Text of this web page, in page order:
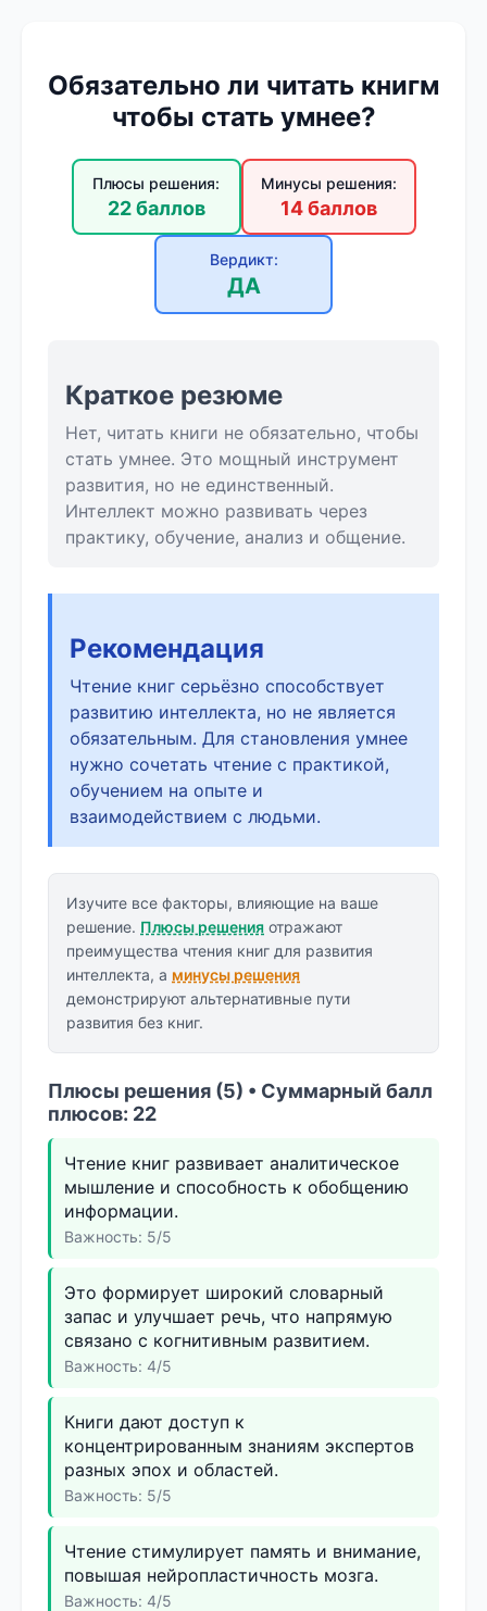
Обязательно ли читать книгм
чтобы стать умнее?
Плюсы решения:
22 баллов
Минусы решения:
14 баллов
Вердикт:
ДА
Краткое резюме
Нет, читать книги не обязательно, чтобы
стать умнее. Это мощный инструмент
развития, но не единственный.
Интеллект можно развивать через
практику, обучение, анализ и общение.
Рекомендация
Чтение книг серьёзно способствует
развитию интеллекта, но не является
обязательным. Для становления умнее
нужно сочетать чтение с практикой,
обучением на опыте и
взаимодействием с людьми.
Изучите все факторы, влияющие на ваше
решение. Плюсы решения отражают
преимущества чтения книг для развития
интеллекта, а минусы решения
демонстрируют альтернативные пути
развития без книг.
Плюсы решения (5) • Суммарный балл
плюсов: 22
Чтение книг развивает аналитическое
мышление и способность к обобщению
информации.
Важность: 5/5
Это формирует широкий словарный
запас и улучшает речь, что напрямую
связано с когнитивным развитием.
Важность: 4/5
Книги дают доступ к
концентрированным знаниям экспертов
разных эпох и областей.
Важность: 5/5
Чтение стимулирует память и внимание,
повышая нейропластичность мозга.
Важность: 4/5